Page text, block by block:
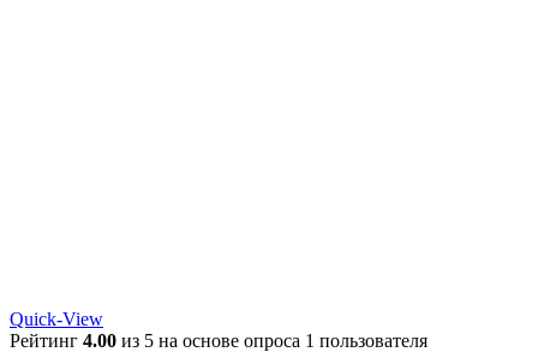
Quick-View
Рейтинг 4.00 из 5 на основе опроса 1 пользователя